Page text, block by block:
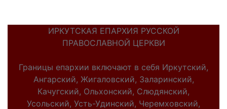
ИРКУТСКАЯ ЕПАРХИЯ РУССКОЙ
ПРАВОСЛАВНОЙ ЦЕРКВИ
Границы епархии включают в себя Иркутский,
Ангарский, Жигаловский, Заларинский,
Качугский, Ольхонский, Слюдянский,
Усольский, Усть-Удинский, Черемховский,